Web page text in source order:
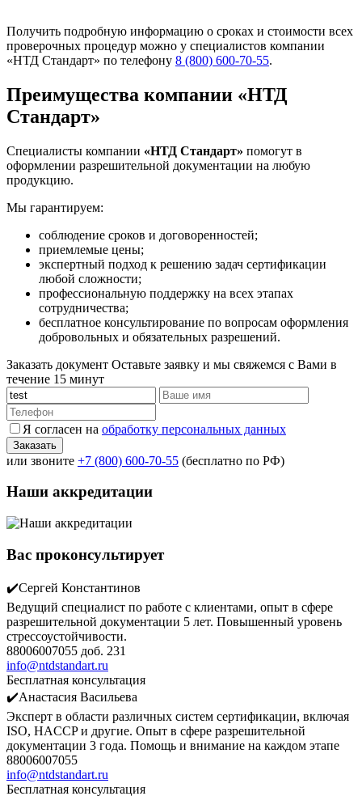
Получить подробную информацию о сроках и стоимости всех
проверочных процедур можно у специалистов компании
«НТД Стандарт» по телефону 8 (800) 600-70-55.
Преимущества компании «НТД
Стандарт»
Специалисты компании «НТД Стандарт» помогут в
оформлении разрешительной документации на любую
продукцию.
Мы гарантируем:
соблюдение сроков и договоренностей;
приемлемые цены;
экспертный подход к решению задач сертификации
любой сложности;
профессиональную поддержку на всех этапах
сотрудничества;
бесплатное консультирование по вопросам оформления
добровольных и обязательных разрешений.
Заказать документ Оставьте заявку и мы свяжемся с Вами в
течение 15 минут
Я согласен на обработку персональных данных
или звоните +7 (800) 600-70-55 (бесплатно по РФ)
Наши аккредитации
Вас проконсультирует
✔️Сергей Константинов
Ведущий специалист по работе с клиентами, опыт в сфере
разрешительной документации 5 лет. Повышенный уровень
стрессоустойчивости.
88006007055 доб. 231
info@ntdstandart.ru
Бесплатная консультация
✔️Анастасия Васильева
Эксперт в области различных систем сертификации, включая
ISO, HACCP и другие. Опыт в сфере разрешительной
документации 3 года. Помощь и внимание на каждом этапе
88006007055
info@ntdstandart.ru
Бесплатная консультация